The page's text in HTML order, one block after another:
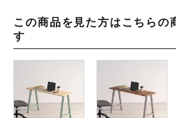
この商品を見た方はこちらの
す